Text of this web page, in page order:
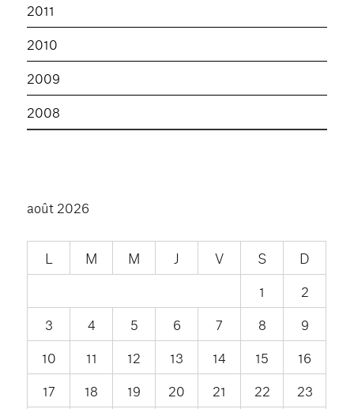
2011
2010
2009
2008
août 2026
L M M J V S
D
1
2
3
4 5 6 7 8
9
10
11 12 13 14 15
16
17
18 19 20 21 22
23